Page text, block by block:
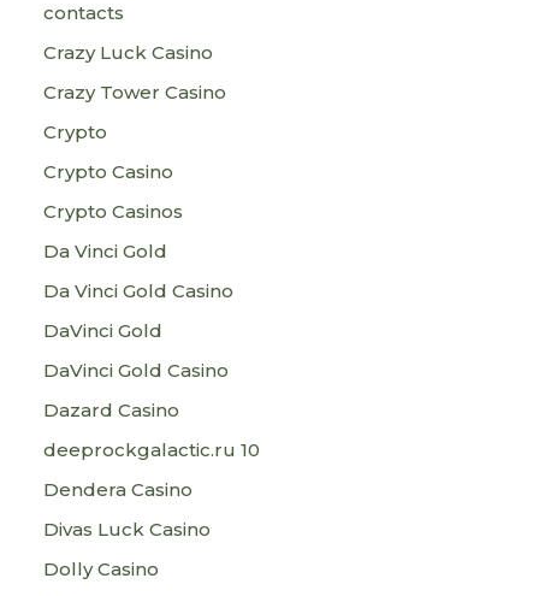
contacts
Crazy Luck Casino
Crazy Tower Сasino
Crypto
Crypto Casino
Crypto Casinos
Da Vinci Gold
Da Vinci Gold Casino
DaVinci Gold
DaVinci Gold Casino
Dazard Casino
deeprockgalactic.ru 10
Dendera Casino
Divas Luck Casino
Dolly Casino